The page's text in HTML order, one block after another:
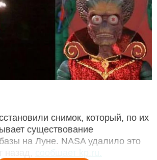
снимок, который, по их
существование
на Луне. NASA удалило это
назад,
сообщает kp.ru.